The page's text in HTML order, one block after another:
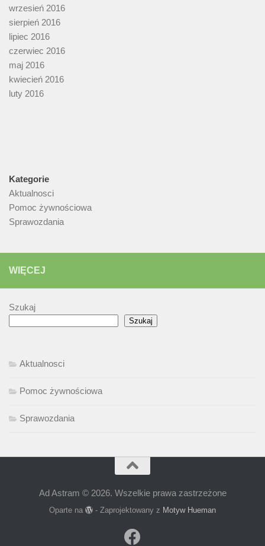
wrzesień 2016
sierpień 2016
lipiec 2016
czerwiec 2016
maj 2016
kwiecień 2016
luty 2016
Kategorie
Aktualnosci
Pomoc żywnościowa
Sprawozdania
WIĘCEJ
Szukaj
Szukaj
Aktualnosci
Pomoc żywnościowa
Sprawozdania
Ad Astram © 2026. Wszelkie prawa zastrzeżone
Oparte na - Zaprojektowany z Motyw Hueman